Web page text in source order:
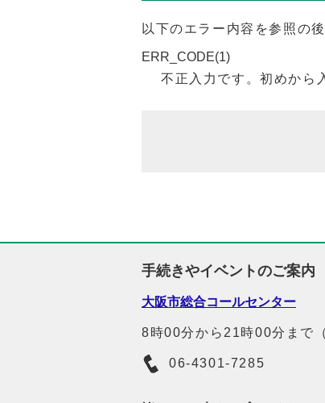
以下のエラー内容を参照の
ERR_CODE(1)
不正入力です。初めから
手続きやイベントのご案内
大阪市総合コールセンター
8時00分から21時00分まで
06-4301-7285